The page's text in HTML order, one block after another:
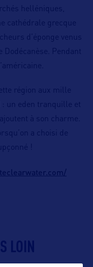
helléniques,
cathédrale grecque
d’éponge venus
Dodécanèse. Pendant
région aux mille
: un eden tranquille et
à son charme.
a choisi de
!
LOIN